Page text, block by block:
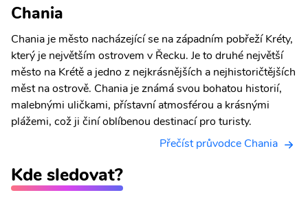
Chania
Chania je město nacházející se na západním pobřeží Kréty,
který je největším ostrovem v Řecku. Je to druhé největší
město na Krétě a jedno z nejkrásnějších a nejhistoričtějších
měst na ostrově. Chania je známá svou bohatou historií,
malebnými uličkami, přístavní atmosférou a krásnými
plážemi, což ji činí oblíbenou destinací pro turisty.
Přečíst průvodce Chania
Kde sledovat?